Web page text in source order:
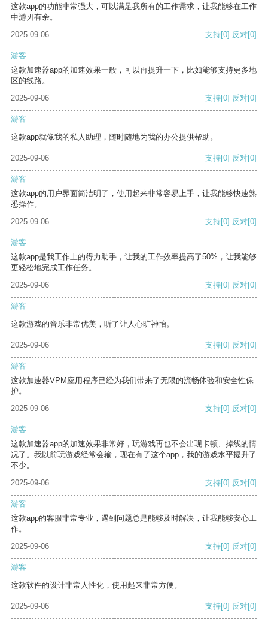
这款app的功能非常强大，可以满足我所有的工作需求，让我能够在工作
中游刃有余。
2025-09-06
支持[0] 反对[0]
游客
这款加速器app的加速效果一般，可以再提升一下，比如能够支持更多地
区的线路。
2025-09-06
支持[0] 反对[0]
游客
这款app就像我的私人助理，随时随地为我的办公提供帮助。
2025-09-06 支持[0] 反对[0]
游客
这款app的用户界面简洁明了，使用起来非常容易上手，让我能够快速熟
悉操作。
2025-09-06
支持[0] 反对[0]
游客
这款app是我工作上的得力助手，让我的工作效率提高了50%，让我能够
更轻松地完成工作任务。
2025-09-06
支持[0] 反对[0]
游客
这款游戏的音乐非常优美，听了让人心旷神怡。
2025-09-06 支持[0] 反对[0]
游客
这款加速器VPM应用程序已经为我们带来了无限的流畅体验和安全性保
护。
2025-09-06
支持[0] 反对[0]
游客
这款加速器app的加速效果非常好，玩游戏再也不会出现卡顿、掉线的情
况了。我以前玩游戏经常会输，现在有了这个app，我的游戏水平提升了
不少。
2025-09-06
支持[0] 反对[0]
游客
这款app的客服非常专业，遇到问题总是能够及时解决，让我能够安心工
作。
2025-09-06
支持[0] 反对[0]
游客
这款软件的设计非常人性化，使用起来非常方便。
2025-09-06 支持[0] 反对[0]